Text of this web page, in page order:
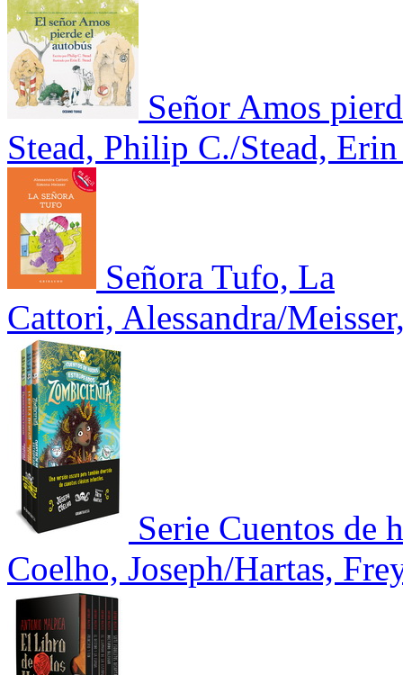
Señor Amos
Stead, Philip C./Stead,
Señora Tufo, La
Cattori, Alessandra/
Serie Cuentos de
Coelho, Joseph/Hartas,